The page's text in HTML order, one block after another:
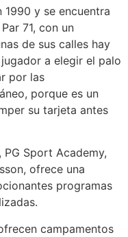
1990 y se encuentra
71, con un
de sus calles hay
a elegir el palo
por las
porque es un
su tarjeta antes
Sport Academy,
ofrece una
programas
campamentos